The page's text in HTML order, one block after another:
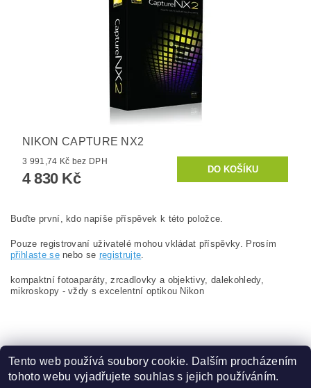
NIKON CAPTURE NX2
3 991,74 Kč bez DPH
4 830 Kč
Buďte první, kdo napíše příspěvek k této položce.
Pouze registrovaní uživatelé mohou vkládat příspěvky. Prosím
přihlaste senebo se registrujte
kompaktní fotoaparáty, zrcadlovky a objektivy, dalekohledy,
mikroskopy - vždy s excelentní optikou Nikon
Zboží.cz | Heureka.cz
Tento web používá soubory cookie. Dalším procházením
tohoto webu vyjadřujete souhlas s jejich používáním.